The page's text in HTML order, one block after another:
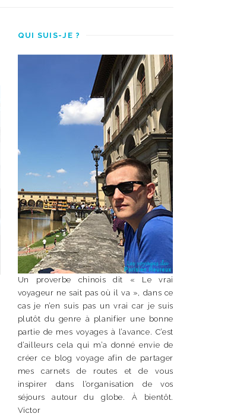
QUI SUIS-JE ?
Un proverbe chinois dit « Le vrai
voyageur ne sait pas où il va », dans ce
cas je n’en suis pas un vrai car je suis
plutôt du genre à planifier une bonne
partie de mes voyages à l’avance. C’est
d’ailleurs cela qui m’a donné envie de
créer ce blog voyage afin de partager
mes carnets de routes et de vous
inspirer dans l’organisation de vos
séjours autour du globe. À bientôt.
Victor